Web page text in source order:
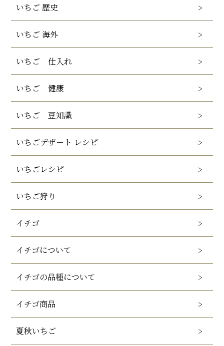
いちご 歴史
いちご 海外
いちご 仕入れ
いちご 健康
いちご 豆知識
いちごデザート レシピ
いちごレシピ
いちご狩り
イチゴ
イチゴについて
イチゴの品種について
イチゴ商品
夏秋いちご